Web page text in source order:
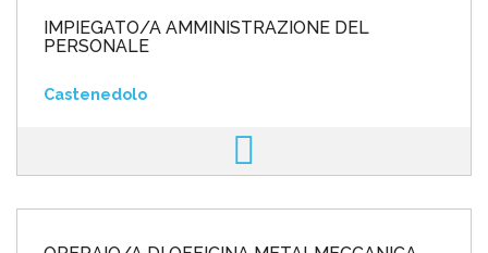
IMPIEGATO/A AMMINISTRAZIONE DEL
PERSONALE
Castenedolo